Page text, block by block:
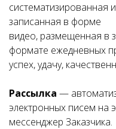
систематизированная
записанная в форме
видео, размещенная в
формате ежедневных
успех, удачу,
Рассылка —
электронных писем на
мессенджер Заказчика.